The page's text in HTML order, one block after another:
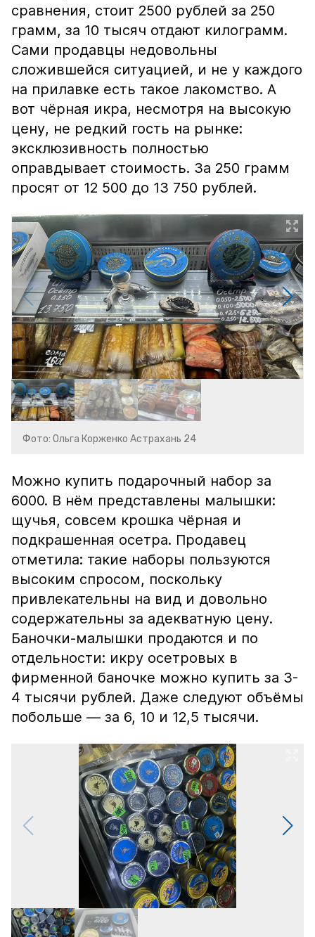
сравнения, стоит 2500 рублей за 250
грамм, за 10 тысяч отдают килограмм.
Сами продавцы недовольны
сложившейся ситуацией, и не у каждого
на прилавке есть такое лакомство. А
вот чёрная икра, несмотря на высокую
цену, не редкий гость на рынке:
эксклюзивность полностью
оправдывает стоимость. За 250 грамм
просят от 12 500 до 13 750 рублей.
Фото: Ольга Корженко Астрахань 24
Можно купить подарочный набор за
6000. В нём представлены малышки:
щучья, совсем крошка чёрная и
подкрашенная осетра. Продавец
отметила: такие наборы пользуются
высоким спросом, поскольку
привлекательны на вид и довольно
содержательны за адекватную цену.
Баночки-малышки продаются и по
отдельности: икру осетровых в
фирменной баночке можно купить за 3-
4 тысячи рублей. Даже следуют объёмы
побольше — за 6, 10 и 12,5 тысячи.